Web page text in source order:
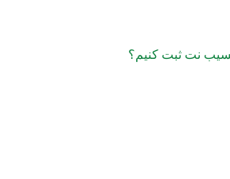
نت ثبت کنیم؟